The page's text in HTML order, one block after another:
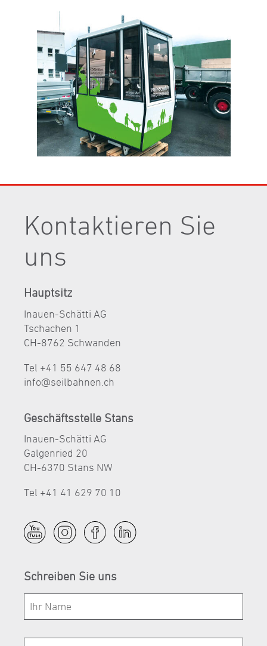
Kontaktieren Sie
uns
Hauptsitz
Inauen-Schätti AG
Tschachen 1
CH-8762 Schwanden
Tel +41 55 647 48 68
nf
s lb hn n ch
Geschäftsstelle Stans
Inauen-Schätti AG
Galgenried 20
CH-6370 Stans NW
Tel +41 41 629 70 10
Schreiben Sie uns